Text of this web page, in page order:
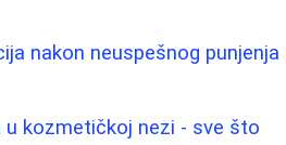
nakon neuspešnog punjenja
u kozmetičkoj nezi - sve što